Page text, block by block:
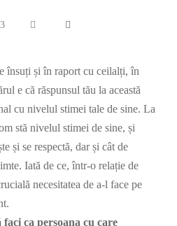
însuți și în raport cu ceilalți, în
e că răspunsul tău la această
cu nivelul stimei tale de sine. La
stă nivelul stimei de sine, și
și se respectă, dar și cât de
Iată de ce, într-o relație de
necesitatea de a-l face pe
faci ca persoana cu care